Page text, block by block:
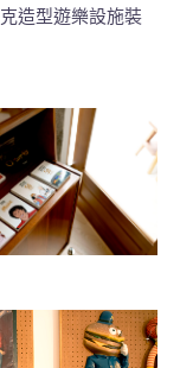
造型遊樂設施裝